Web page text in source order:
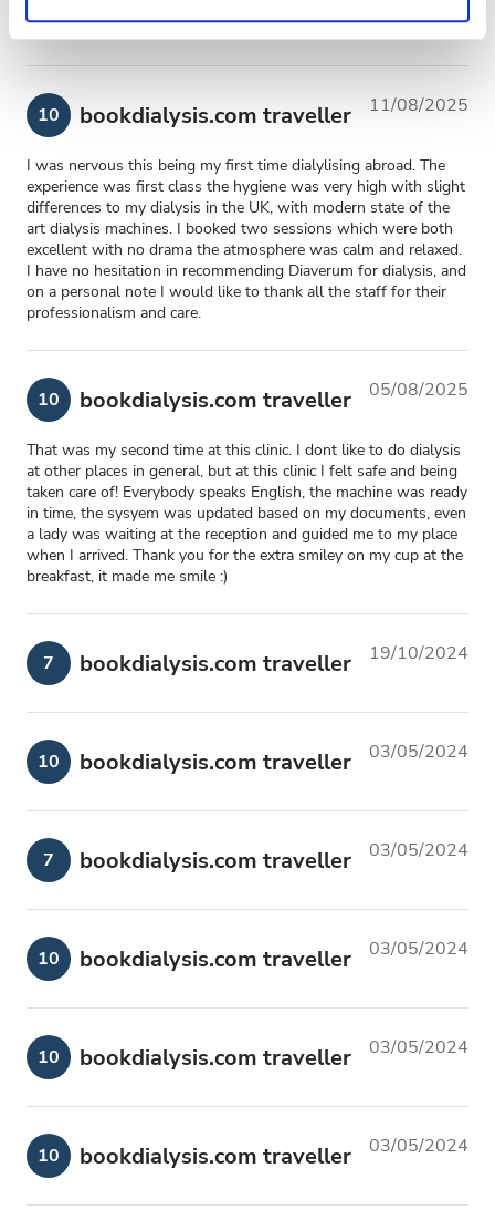
información sobre el uso que haga del sitio web con
que les haya proporcionado o que hayan recopilado a
partir del uso que haya hecho de sus servicios.
and nurses who looked after me very well. I highly recommend
the Estoril team.
10 bookdialysis.com traveller 11/08/2025
I was nervous this being my first time dialylising abroad. The
experience was first class the hygiene was very high with slight
differences to my dialysis in the UK, with modern state of the
art dialysis machines. I booked two sessions which were both
excellent with no drama the atmosphere was calm and relaxed.
I have no hesitation in recommending Diaverum for dialysis, and
on a personal note I would like to thank all the staff for their
professionalism and care.
10 bookdialysis.com traveller 05/08/2025
That was my second time at this clinic. I dont like to do dialysis
at other places in general, but at this clinic I felt safe and being
taken care of! Everybody speaks English, the machine was ready
in time, the sysyem was updated based on my documents, even
a lady was waiting at the reception and guided me to my place
when I arrived. Thank you for the extra smiley on my cup at the
breakfast, it made me smile :)
7 bookdialysis.com traveller 19/10/2024
10 bookdialysis.com traveller 03/05/2024
7 bookdialysis.com traveller 03/05/2024
10 bookdialysis.com traveller 03/05/2024
10 bookdialysis.com traveller 03/05/2024
10 bookdialysis.com traveller 03/05/2024